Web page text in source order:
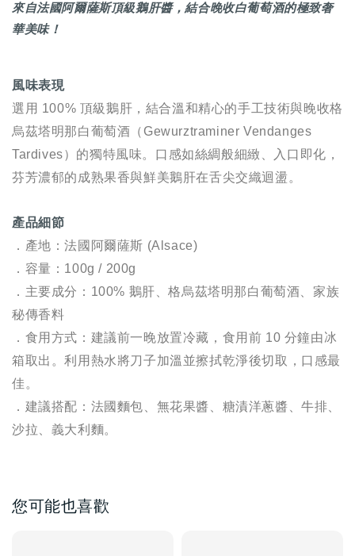
來自法國阿爾薩斯頂級鵝肝醬，結合晚收白葡萄酒的極致奢
華美味！
風味表現
選用 100% 頂級鵝肝，結合溫和精心的手工技術與晚收格
烏茲塔明那白葡萄酒（Gewurztraminer Vendanges
Tardives）的獨特風味。口感如絲綢般細緻、入口即化，
芬芳濃郁的成熟果香與鮮美鵝肝在舌尖交織迴盪。
產品細節
．產地：法國阿爾薩斯 (Alsace)
．容量：100g / 200g
． 主要成分：100% 鵝肝、格烏茲塔明那白葡萄酒、家族
秘傳香料
． 食用方式：建議前一晚放置冷藏，食用前 10 分鐘由冰
箱取出。利用熱水將刀子加溫並擦拭乾淨後切取，口感最
佳。
． 建議搭配：法國麵包、無花果醬、糖漬洋蔥醬、牛排、
沙拉、義大利麵。
您可能也喜歡